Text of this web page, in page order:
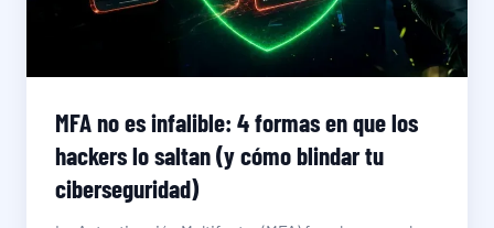
MFA no es infalible: 4 formas en que los
hackers lo saltan (y cómo blindar tu
ciberseguridad)